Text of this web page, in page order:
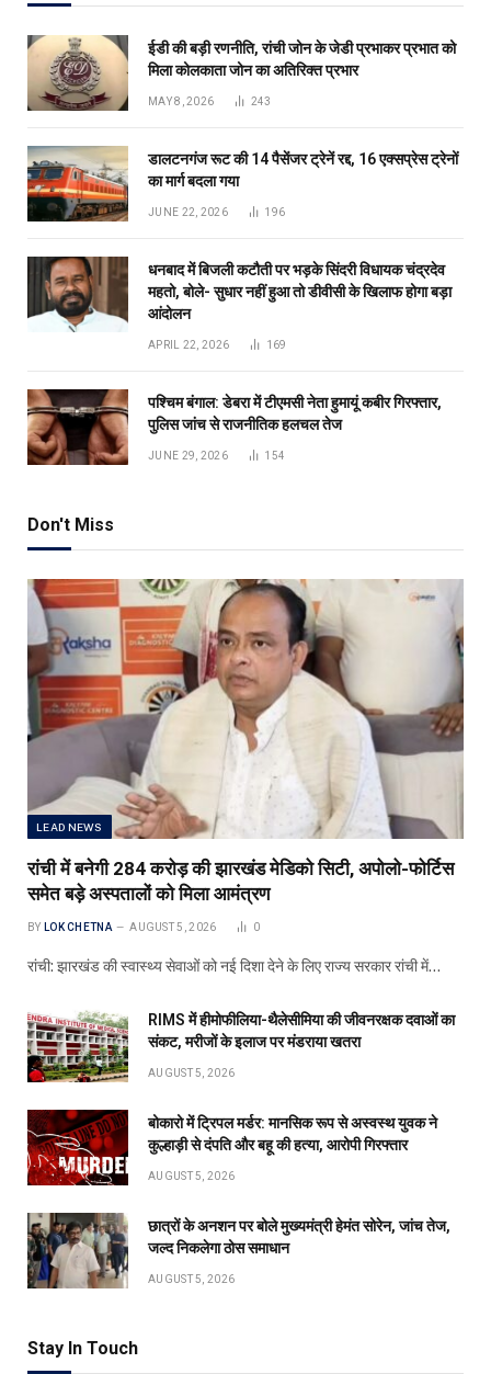
ईडी की बड़ी रणनीति, रांची जोन के जेडी प्रभाकर प्रभात को
मिला कोलकाता जोन का अतिरिक्त प्रभार
MAY 8, 2026 243
डालटनगंज रूट की 14 पैसेंजर ट्रेनें रद्द, 16 एक्सप्रेस ट्रेनों
का मार्ग बदला गया
JUNE 22, 2026 196
धनबाद में बिजली कटौती पर भड़के सिंदरी विधायक चंद्रदेव
महतो, बोले- सुधार नहीं हुआ तो डीवीसी के खिलाफ होगा बड़ा
आंदोलन
APRIL 22, 2026 169
पश्चिम बंगाल: डेबरा में टीएमसी नेता हुमायूं कबीर गिरफ्तार,
पुलिस जांच से राजनीतिक हलचल तेज
JUNE 29, 2026 154
Don't Miss
LEAD NEWS
रांची में बनेगी 284 करोड़ की झारखंड मेडिको सिटी, अपोलो-फोर्टिस
समेत बड़े अस्पतालों को मिला आमंत्रण
BY LOK CHETNA AUGUST 5, 2026 0
रांची: झारखंड की स्वास्थ्य सेवाओं को नई दिशा देने के लिए राज्य सरकार रांची में…
RIMS में हीमोफीलिया-थैलेसीमिया की जीवनरक्षक दवाओं का
संकट, मरीजों के इलाज पर मंडराया खतरा
AUGUST 5, 2026
बोकारो में ट्रिपल मर्डर: मानसिक रूप से अस्वस्थ युवक ने
कुल्हाड़ी से दंपति और बहू की हत्या, आरोपी गिरफ्तार
AUGUST 5, 2026
छात्रों के अनशन पर बोले मुख्यमंत्री हेमंत सोरेन, जांच तेज,
जल्द निकलेगा ठोस समाधान
AUGUST 5, 2026
Stay In Touch